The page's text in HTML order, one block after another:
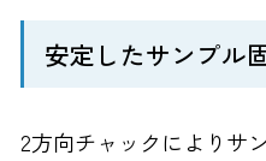
安定したサンプル
2方向チャックによりサ